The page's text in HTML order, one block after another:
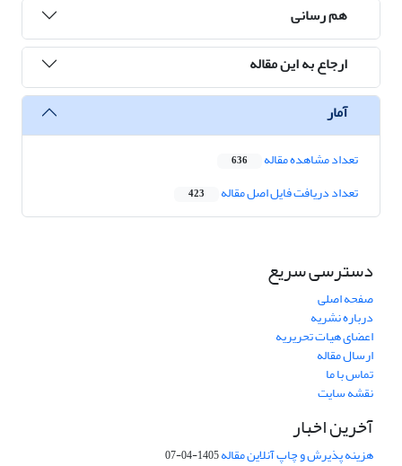
هم رسانی
ارجاع به این مقاله
آمار
تعداد مشاهده مقاله 636
تعداد دریافت فایل اصل مقاله 423
دسترسی سریع
صفحه اصلی
درباره نشریه
اعضای هیات تحریریه
ارسال مقاله
تماس با ما
نقشه سایت
آخرین اخبار
هزینه پذیرش و چاپ آنلاین مقاله1405-04-07